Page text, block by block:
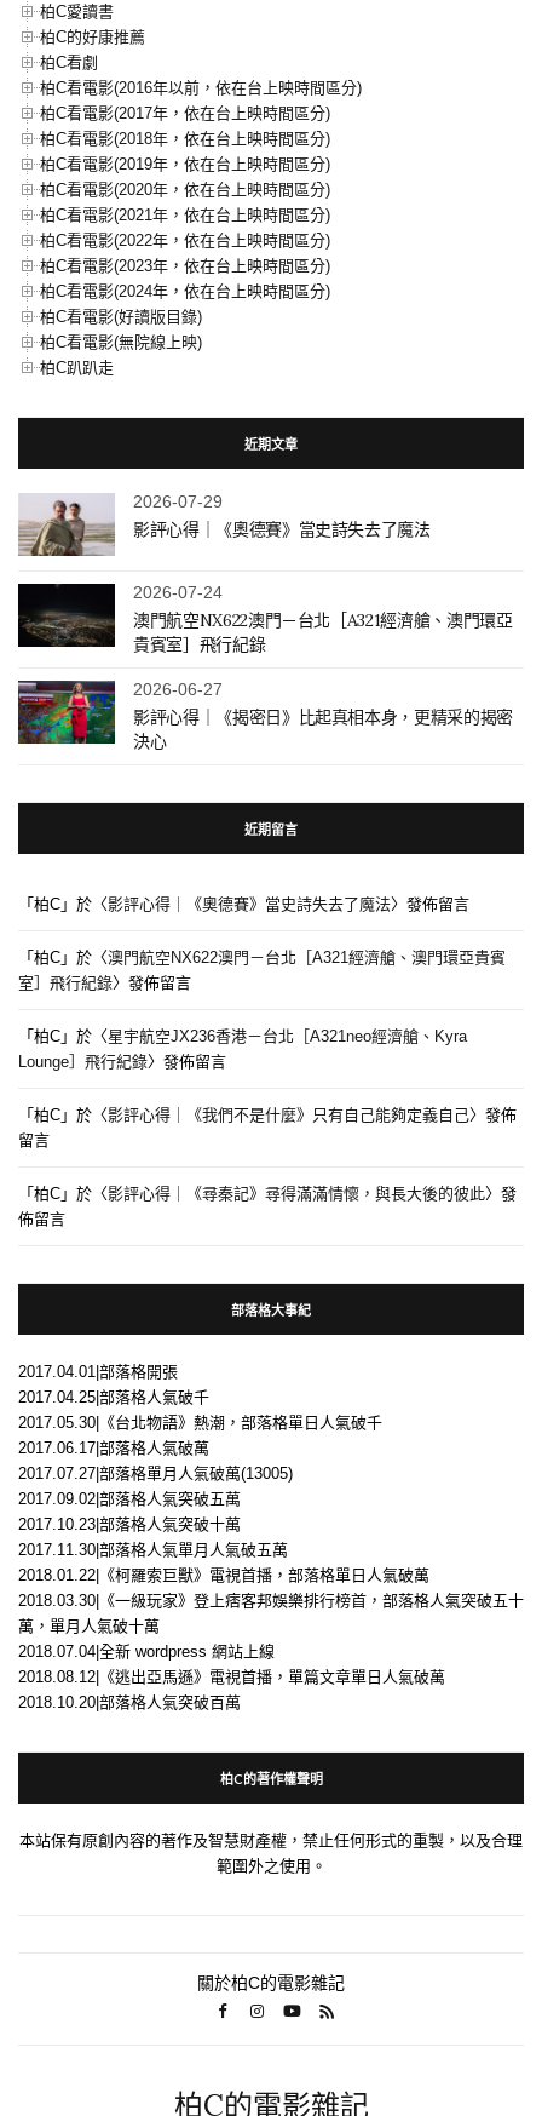
柏C愛讀書
柏C的好康推薦
柏C看劇
柏C看電影(2016年以前，依在台上映時間區分)
柏C看電影(2017年，依在台上映時間區分)
柏C看電影(2018年，依在台上映時間區分)
柏C看電影(2019年，依在台上映時間區分)
柏C看電影(2020年，依在台上映時間區分)
柏C看電影(2021年，依在台上映時間區分)
柏C看電影(2022年，依在台上映時間區分)
柏C看電影(2023年，依在台上映時間區分)
柏C看電影(2024年，依在台上映時間區分)
柏C看電影(好讀版目錄)
柏C看電影(無院線上映)
柏C趴趴走
近期文章
2026-07-29
影評心得｜《奧德賽》當史詩失去了魔法
2026-07-24
澳門航空NX622澳門－台北［A321經濟艙、澳門環亞
貴賓室］飛行紀錄
2026-06-27
影評心得｜《揭密日》比起真相本身，更精采的揭密
決心
近期留言
「 柏C 」於〈影評心得｜《奧德賽》當史詩失去了魔法〉發佈留言
「 柏C 」於〈澳門航空NX622澳門－台北［A321經濟艙、澳門環亞貴賓
室］飛行紀錄〉發佈留言
「 柏C 」於〈星宇航空JX236香港－台北［A321neo經濟艙、Kyra
Lounge］飛行紀錄〉發佈留言
「 柏C 」於〈影評心得｜《我們不是什麼》只有自己能夠定義自己〉發佈
留言
「 柏C 」於〈影評心得｜《尋秦記》尋得滿滿情懷，與長大後的彼此〉發
佈留言
部落格大事紀
2017.04.01|部落格開張
2017.04.25|部落格人氣破千
2017.05.30|《台北物語》熱潮，部落格單日人氣破千
2017.06.17|部落格人氣破萬
2017.07.27|部落格單月人氣破萬(13005)
2017.09.02|部落格人氣突破五萬
2017.10.23|部落格人氣突破十萬
2017.11.30|部落格人氣單月人氣破五萬
2018.01.22|《柯羅索巨獸》電視首播，部落格單日人氣破萬
2018.03.30|《一級玩家》登上痞客邦娛樂排行榜首，部落格人氣突破五十
萬，單月人氣破十萬
2018.07.04|全新 wordpress 網站上線
2018.08.12|《逃出亞馬遜》電視首播，單篇文章單日人氣破萬
2018.10.20|部落格人氣突破百萬
柏C的著作權聲明
本站保有原創內容的著作及智慧財產權，禁止任何形式的重製，以及合理
範圍外之使用。
關於柏C的電影雜記
柏C的電影雜記